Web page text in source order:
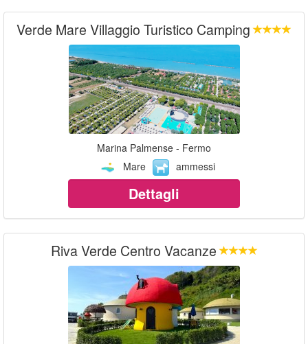
Verde Mare Villaggio Turistico Camping
Marina Palmense - Fermo
Mare
ammessi
Dettagli
Riva Verde Centro Vacanze